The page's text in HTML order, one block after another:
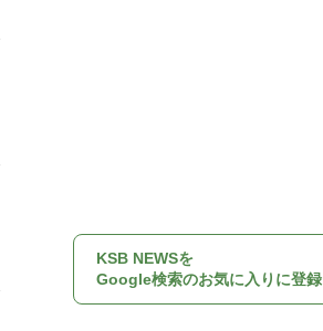
KSB NEWSを
Google検索のお気に入りに登録